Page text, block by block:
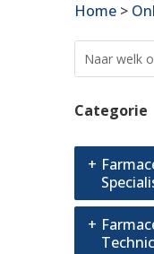
Home >
Categorie